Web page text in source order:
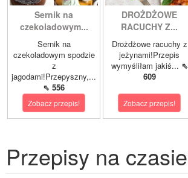
Sernik na
czekoladowym...
Sernik na
czekoladowym spodzie
z
jagodami!Przepyszny,...
⇖ 556
Zobacz przepis!
DROŻDŻOWE
RACUCHY Z...
Drożdżowe racuchy z
jeżynami!Przepis
wymyśliłam jakiś... ⇖
609
Zobacz przepis!
Przepisy na czasie